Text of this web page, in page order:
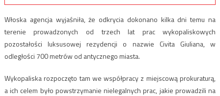
Włoska agencja wyjaśniła, że odkrycia dokonano kilka dni temu na
terenie prowadzonych od trzech lat prac wykopaliskowych
pozostałości luksusowej rezydencji o nazwie Civita Giuliana, w
odległości 700 metrów od antycznego miasta.
Wykopaliska rozpoczęto tam we współpracy z miejscową prokuraturą,
a ich celem było powstrzymanie nielegalnych prac, jakie prowadzili na